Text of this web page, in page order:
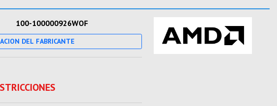
100-100000926WOF
DEL FABRICANTE